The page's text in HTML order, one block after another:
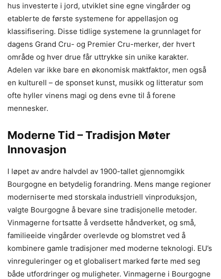
hus investerte i jord, utviklet sine egne vingårder og
etablerte de første systemene for appellasjon og
klassifisering. Disse tidlige systemene la grunnlaget for
dagens Grand Cru- og Premier Cru-merker, der hvert
område og hver drue får uttrykke sin unike karakter.
Adelen var ikke bare en økonomisk maktfaktor, men også
en kulturell – de sponset kunst, musikk og litteratur som
ofte hyller vinens magi og dens evne til å forene
mennesker.
Moderne Tid – Tradisjon Møter
Innovasjon
I løpet av andre halvdel av 1900-tallet gjennomgikk
Bourgogne en betydelig forandring. Mens mange regioner
moderniserte med storskala industriell vinproduksjon,
valgte Bourgogne å bevare sine tradisjonelle metoder.
Vinmagerne fortsatte å verdsette håndverket, og små,
familieeide vingårder overlevde og blomstret ved å
kombinere gamle tradisjoner med moderne teknologi. EU’s
vinreguleringer og et globalisert marked førte med seg
både utfordringer og muligheter. Vinmagerne i Bourgogne